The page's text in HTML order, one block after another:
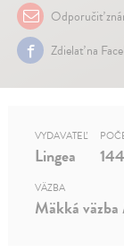
Odporučiť
Zdielať na
VYDAVATEĽ
Lingea 144
VÄZBA
Mäkká